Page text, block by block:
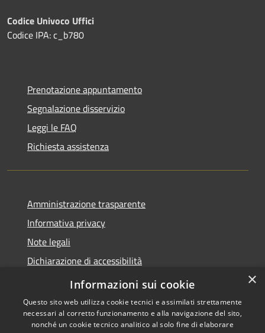
Codice Univoco Uffici
Codice IPA: c_b780
Prenotazione appuntamento
Segnalazione disservizio
Leggi le FAQ
Richiesta assistenza
Amministrazione trasparente
Informativa privacy
Note legali
Dichiarazione di accessibilità
Privacy e protezione dei dati
×
Informazioni sui cookie
Questo sito web utilizza cookie tecnici e assimilati strettamente
necessari al corretto funzionamento e alla navigazione del sito,
nonché un cookie tecnico analitico al solo fine di elaborare